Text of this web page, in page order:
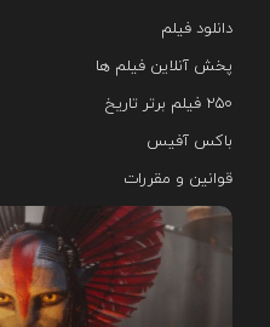
دانلود فیلم
پخش آنلاین فیلم ها
۲۵۰ فیلم برتر تاریخ
باکس آفیس
قوانین و مقررات